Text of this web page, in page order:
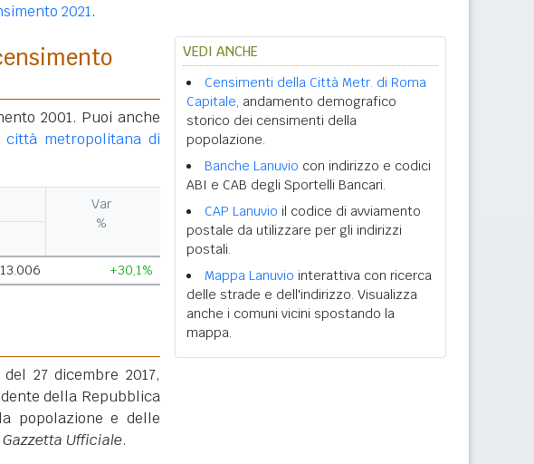
2021.
2001. Puoi anche
città metropolitana di
Var
%
13.006 +30,1%
27 dicembre 2017,
della Repubblica
popolazione e delle
Gazzetta Ufficiale.
VEDI ANCHE
Censimenti della Città Metr. di Roma
Capitale, andamento demografico
storico dei censimenti della
popolazione.
Banche Lanuvio con indirizzo e codici
ABI e CAB degli Sportelli Bancari.
CAP Lanuvio il codice di avviamento
postale da utilizzare per gli indirizzi
postali.
Mappa Lanuvio interattiva con ricerca
delle strade e dell'indirizzo. Visualizza
anche i comuni vicini spostando la
mappa.